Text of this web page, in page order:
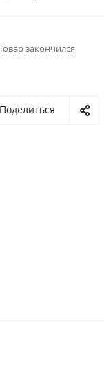
закончился
Поделиться